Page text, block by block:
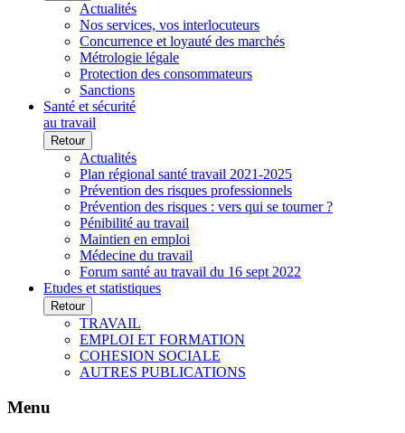
Actualités
Nos services, vos interlocuteurs
Concurrence et loyauté des marchés
Métrologie légale
Protection des consommateurs
Sanctions
Santé et sécurité
au travail
Retour
Actualités
Plan régional santé travail 2021-2025
Prévention des risques professionnels
Prévention des risques : vers qui se tourner ?
Pénibilité au travail
Maintien en emploi
Médecine du travail
Forum santé au travail du 16 sept 2022
Etudes et statistiques
Retour
TRAVAIL
EMPLOI ET FORMATION
COHESION SOCIALE
AUTRES PUBLICATIONS
Menu